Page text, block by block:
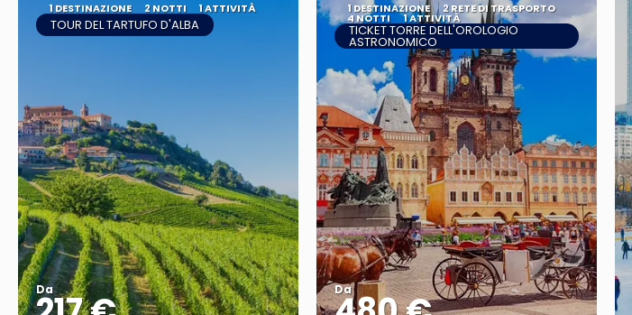
1 DESTINAZIONE 2 NOTTI 1 ATTIVITÀ
TOUR DEL TARTUFO D'ALBA
Da
1 DESTINAZIONE 2 RETE DI TRASPORTO
4 NOTTI 1 ATTIVITÀ
TICKET TORRE DELL'OROLOGIO
ASTRONOMICO
Da